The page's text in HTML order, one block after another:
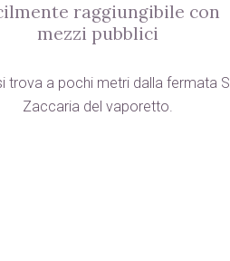
raggiungibile con
mezzi pubblici
trova a pochi metri dalla fermata
Zaccaria del vaporetto.